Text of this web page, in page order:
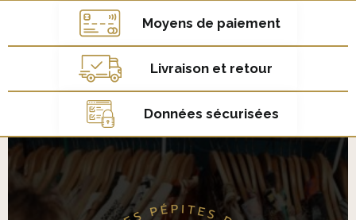
Moyens de paiement
Livraison et retour
Données sécurisées